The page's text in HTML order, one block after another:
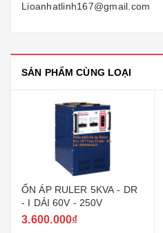
Lioanhatlinh167@gmail.com
SẢN PHẨM CÙNG LOẠI
ỔN ÁP RULER 5KVA - DR
- I DẢI 60V - 250V
3.600.000₫